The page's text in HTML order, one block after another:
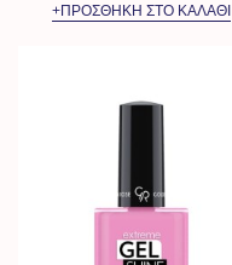
+ΠΡΟΣΘΉΚΗ ΣΤΟ ΚΑΛΆΘΙ